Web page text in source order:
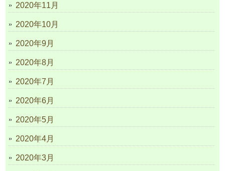
2020年11月
2020年10月
2020年9月
2020年8月
2020年7月
2020年6月
2020年5月
2020年4月
2020年3月